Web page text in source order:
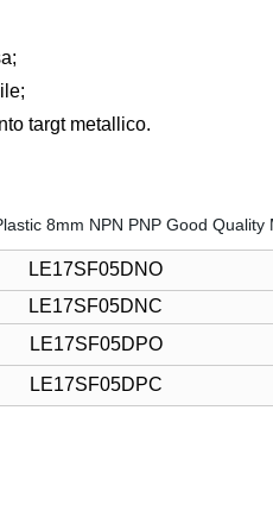
targt metallico.
LE17SF05DNO
LE17SF05DNC
LE17SF05DPO
LE17SF05DPC